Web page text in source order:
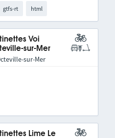
gtfs-rt html
Voi
sur-Mer
sur-Mer
Lime Le